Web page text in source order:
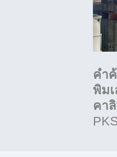
คำ
พิม
คา